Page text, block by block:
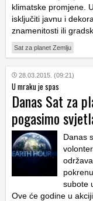
klimatske promjene.
isključiti javnu i
znamenitosti ili
Sat za planet Zemlju
28.03.2015. (09:21)
U mraku je spas
Danas Sat za
pogasimo
Danas
subote
Ove će godine u